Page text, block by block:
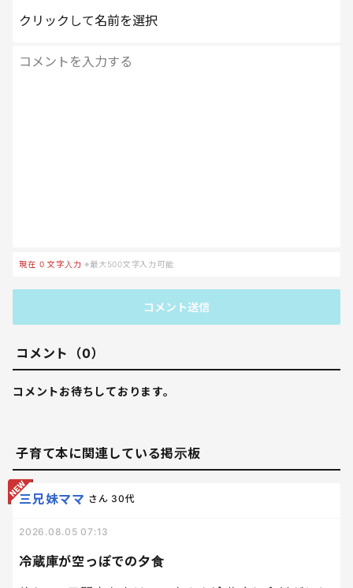
クリックして名前を選択
現在 0 文字入力 ※最大500文字入力可能
コメント送信
コメント（0）
コメントお待ちしております。
子育て本に関連している掲示板
冷蔵庫が空っぽでの夕食
三兄妹ママ さん 30代
2026.08.05 07:13